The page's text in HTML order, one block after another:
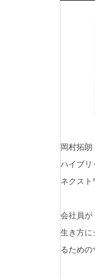
岡村拓朗
ハイブリ
ネクスト
会社員が
生き方に
るための